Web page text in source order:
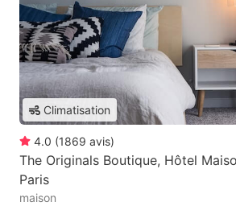
Climatisation
4.0 (1869 avis)
The Originals Boutique, Hôtel
Paris
maison